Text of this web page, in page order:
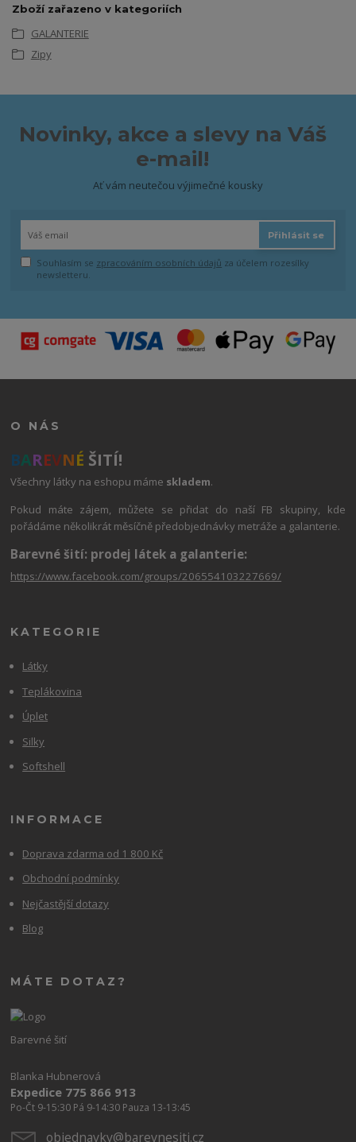
Zboží zařazeno v kategoriích
GALANTERIE
Zipy
Novinky, akce a slevy na Váš
e-mail!
Ať vám neutečou výjimečné kousky
Přihlásit se
Souhlasím se zpracováním osobních údajů za účelem rozesílky
newsletteru.
O NÁS
BAREVNÉ ŠITÍ!
Všechny látky na eshopu máme skladem.
Pokud máte zájem, můžete se přidat do naší FB skupiny, kde
pořádáme několikrát měsíčně předobjednávky metráže a galanterie.
Barevné šití: prodej látek a galanterie:
https://www.facebook.com/groups/206554103227669/
KATEGORIE
Látky
Teplákovina
Úplet
Silky
Softshell
INFORMACE
Doprava zdarma od 1 800 Kč
Obchodní podmínky
Nejčastější dotazy
Blog
MÁTE DOTAZ?
Barevné šití
Blanka Hubnerová
Expedice 775 866 913
Po-Čt 9-15:30 Pá 9-14:30 Pauza 13-13:45
objednavky@barevnesiti.cz